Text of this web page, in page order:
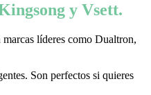
y Vsett.
marcas líderes como Dualtron,
Son perfectos si quieres